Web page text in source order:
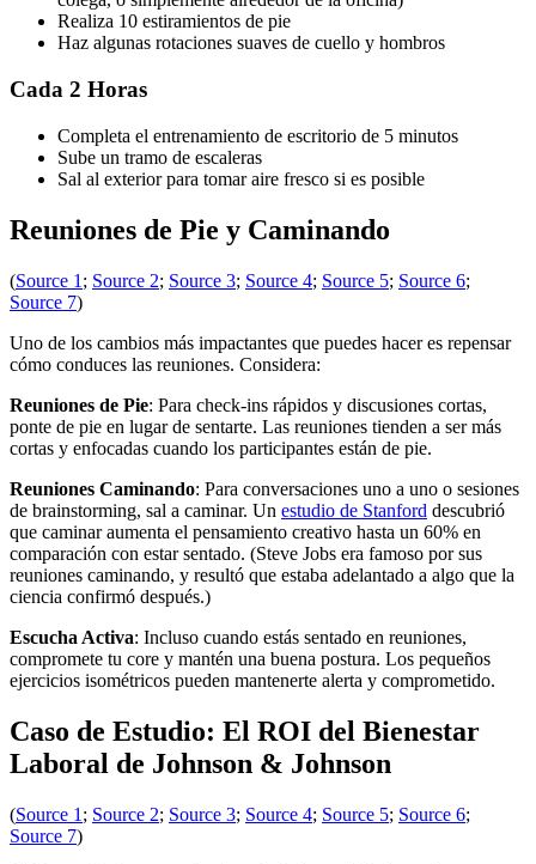
Realiza 10 estiramientos de pie
Haz algunas rotaciones suaves de cuello y hombros
Cada 2 Horas
Completa el entrenamiento de escritorio de 5 minutos
Sube un tramo de escaleras
Sal al exterior para tomar aire fresco si es posible
Reuniones de Pie y Caminando
(Source 1 ; Source 2; Source 3; Source 4; Source 5; Source 6;
Source 7)
Uno de los cambios más impactantes que puedes hacer es repensar
cómo conduces las reuniones. Considera:
Reuniones de Pie: Para check-ins rápidos y discusiones cortas,
ponte de pie en lugar de sentarte. Las reuniones tienden a ser más
cortas y enfocadas cuando los participantes están de pie.
Reuniones Caminando: Para conversaciones uno a uno o sesiones
de brainstorming, sal a caminar. Un estudio de Stanford descubrió
que caminar aumenta el pensamiento creativo hasta un 60% en
comparación con estar sentado. (Steve Jobs era famoso por sus
reuniones caminando, y resultó que estaba adelantado a algo que la
ciencia confirmó después.)
Escucha Activa: Incluso cuando estás sentado en reuniones,
compromete tu core y mantén una buena postura. Los pequeños
ejercicios isométricos pueden mantenerte alerta y comprometido.
Caso de Estudio: El ROI del Bienestar
Laboral de Johnson & Johnson
(Source 1 ; Source 2; Source 3; Source 4; Source 5; Source 6;
Source 7)